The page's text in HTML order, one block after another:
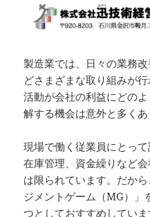
製造業では、日々の業務
どさまざまな取り組みが
活動が会社の利益にどの
解する機会は意外と多くあ
現場で働く従業員にとっ
在庫管理、資金繰りなど
は限られています。だか
ジメントゲーム（MG）」
つとしておすすめしていま